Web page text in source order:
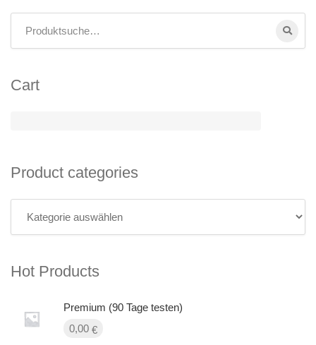
Cart
Product categories
Hot Products
Premium (90 Tage testen)
0,00 €